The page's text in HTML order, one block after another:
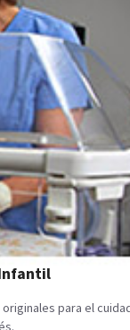
para el